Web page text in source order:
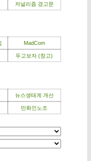
저널리즘 경고문
MadCom
두고보자 (창고)
뉴스생태계 개선
만화인노조